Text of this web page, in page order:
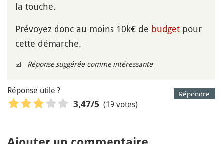
la touche.
Prévoyez donc au moins 10k€ de budget pour
cette démarche.
☑️ Réponse suggérée comme intéressante
Répondre
Réponse utile ?
3,47/5 (19 votes)